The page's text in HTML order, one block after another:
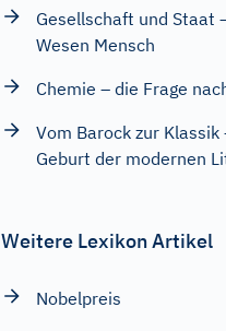
Gesellschaft und Staat
Wesen Mensch
Chemie – die Frage
Vom Barock zur Klassik
Geburt der modernen
Weitere Lexikon Artikel
Nobelpreis